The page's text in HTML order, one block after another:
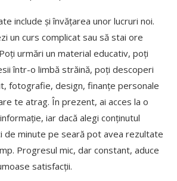
include și învățarea unor lucruri noi.
un curs complicat sau să stai ore
urmări un material educativ, poți
într-o limbă străină, poți descoperi
fotografie, design, finanțe personale
te atrag. În prezent, ai acces la o
iar dacă alegi conținutul
de minute pe seară pot avea rezultate
Progresul mic, dar constant, aduce
satisfacții.